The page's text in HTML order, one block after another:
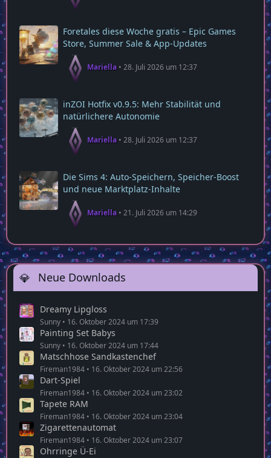
Foretales diese Woche gratis – Epic Games
Store, Summer Sale & App‑Updates
Mariella 28. Juli 2026 um 12:37
inZOI Hotfix v0.9.5: Mehr Stabilität und
natürlichere Autonomie
Mariella 28. Juli 2026 um 12:37
Die Sims 4: Auto‑Speichern, Speicher‑Boost
und neue Marktplatz‑Inhalte
Mariella 21. Juli 2026 um 14:29
Neue Downloads
Dreamy Lipgloss
Sunny 16. Oktober 2024 um 17:39
Painting Set Babys
Sunny 16. Oktober 2024 um 17:44
Matschhose Sandkastenchef
Fireman1984 16. Oktober 2024 um 22:56
Dart-Spiel
Fireman1984 16. Oktober 2024 um 23:02
Tapete RAM
Fireman1984 16. Oktober 2024 um 23:04
Zigarettenautomat
Fireman1984 16. Oktober 2024 um 23:07
Ohrringe Ü-Ei